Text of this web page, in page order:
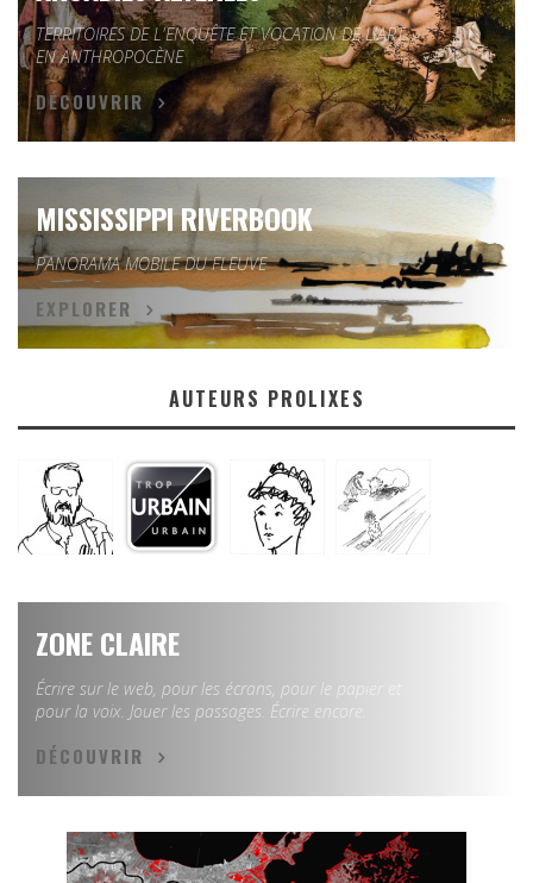
TERRITOIRES DE L'ENQUÊTE ET VOCATION DE L'ART
EN ANTHROPOCÈNE
DÉCOUVRIR
MISSISSIPPI RIVERBOOK
PANORAMA MOBILE DU FLEUVE
EXPLORER
AUTEURS PROLIXES
ZONE CLAIRE
Écrire sur le web, pour les écrans, pour le papier et
pour la voix. Jouer les passages. Écrire encore.
DÉCOUVRIR